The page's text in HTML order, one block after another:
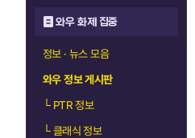
와우 화제 집중
정보 · 뉴스 모음
와우 정보 게시판
└PTR 정보
└클래식 정보